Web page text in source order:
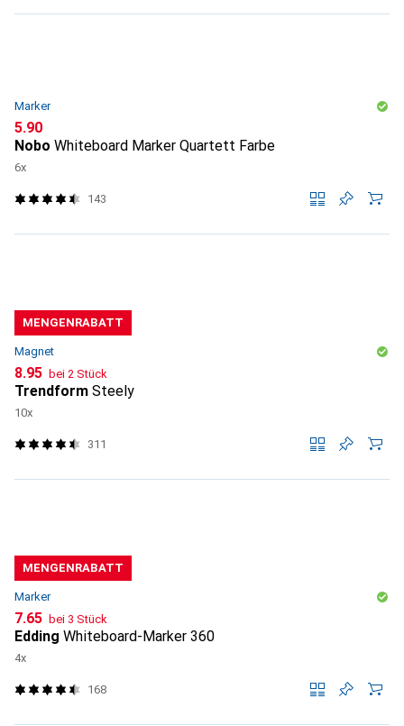
Marker
CHF
5.90
Nobo Whiteboard Marker Quartett Farbe
6x
143
MENGENRABATT
Magnet
CHF
8.95 bei 2 Stück
Trendform Steely
10x
311
MENGENRABATT
Marker
CHF
7.65 bei 3 Stück
Edding Whiteboard-Marker 360
4x
168